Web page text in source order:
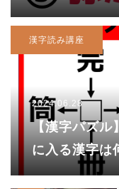
漢字読み講座
2024.06.28
【漢字パズ
に入る漢字は